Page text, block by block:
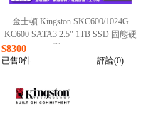
金士頓 Kingston SKC600/1024G
KC600 SATA3 2.5" 1TB SSD 固態硬
$8300
已售0件 評論(0)